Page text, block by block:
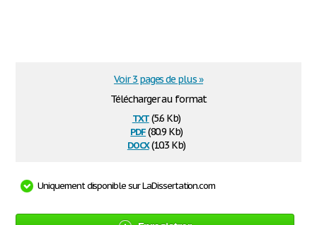
Télécharger au format
txt(5.6 Kb)
pdf(80.9 Kb)
docx(10.3 Kb)
Voir 3 pages de plus »
Uniquement disponible sur LaDissertation.com